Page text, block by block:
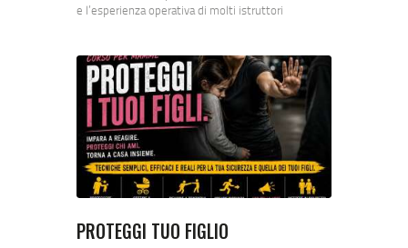
e l’esperienza operativa di molti istruttori
azioni molto semplici e allenabili che possono
ridurne durata e intensità, soprattutto nelle
primissime fasi di un’aggressione. Quella che
probabilmente offre il miglior rapporto tra…
PROTEGGI TUO FIGLIO